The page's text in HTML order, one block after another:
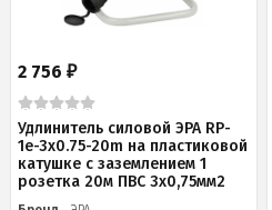
2 756 ₽
Удлинитель силовой ЭРА RP-
1e-3х0.75-20m на пластиковой
катушке c заземлением 1
розетка 20м ПВС 3х0,75мм2